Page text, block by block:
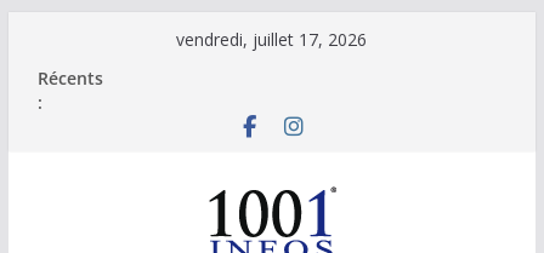
contenu
vendredi, juillet 17, 2026
Récents
: